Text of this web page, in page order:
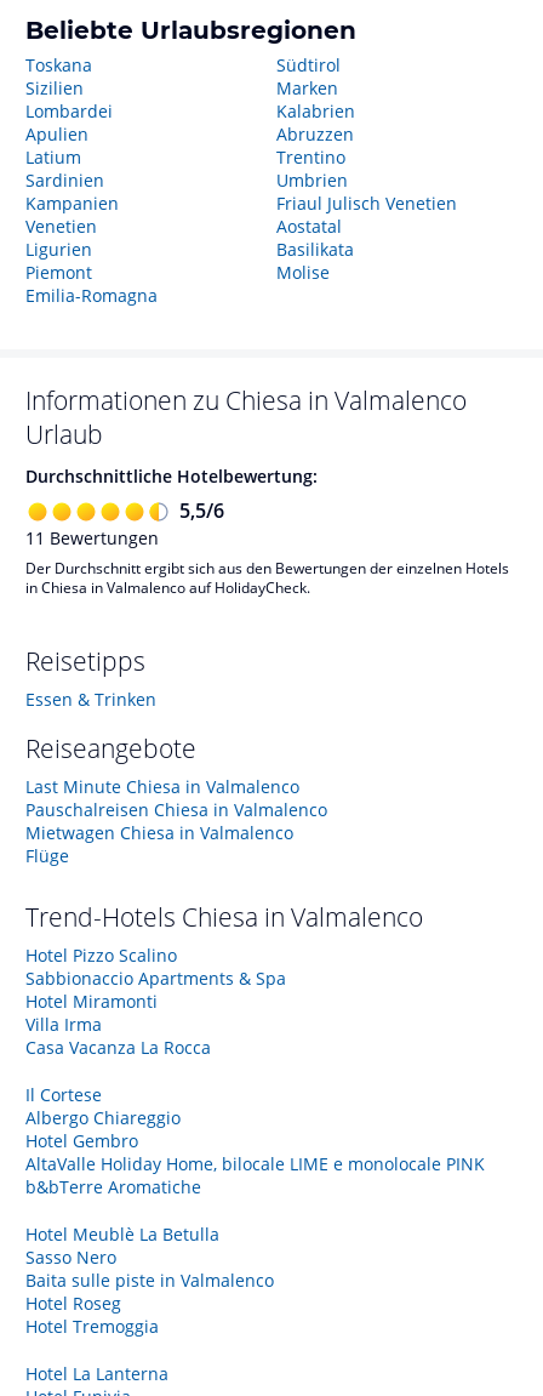
Beliebte Urlaubsregionen
Toskana
Sizilien
Lombardei
Apulien
Latium
Sardinien
Kampanien
Venetien
Ligurien
Piemont
Emilia-Romagna
Südtirol
Marken
Kalabrien
Abruzzen
Trentino
Umbrien
Friaul Julisch Venetien
Aostatal
Basilikata
Molise
Informationen zu Chiesa in Valmalenco
Urlaub
Durchschnittliche Hotelbewertung:
5,5/6
11 Bewertungen
Der Durchschnitt ergibt sich aus den Bewertungen der einzelnen Hotels
in Chiesa in Valmalenco auf HolidayCheck.
Reisetipps
Essen & Trinken
Reiseangebote
Last Minute Chiesa in Valmalenco
Pauschalreisen Chiesa in Valmalenco
Mietwagen Chiesa in Valmalenco
Flüge
Trend-Hotels Chiesa in Valmalenco
Hotel Pizzo Scalino
Sabbionaccio Apartments & Spa
Hotel Miramonti
Villa Irma
Casa Vacanza La Rocca
Il Cortese
Albergo Chiareggio
Hotel Gembro
AltaValle Holiday Home, bilocale LIME e monolocale PINK
b&bTerre Aromatiche
Hotel Meublè La Betulla
Sasso Nero
Baita sulle piste in Valmalenco
Hotel Roseg
Hotel Tremoggia
Hotel La Lanterna